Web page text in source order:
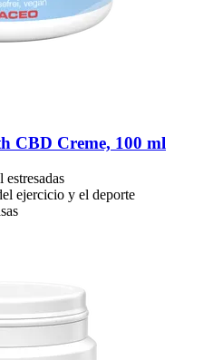
CBD Creme, 100 ml
estresadas
ejercicio y el deporte